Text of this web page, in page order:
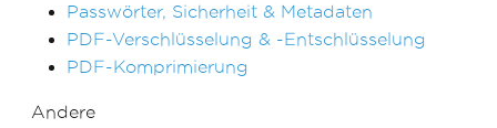
Passwörter, Sicherheit & Metadaten
PDF-Verschlüsselung & -Entschlüsselung
PDF-Komprimierung
Andere